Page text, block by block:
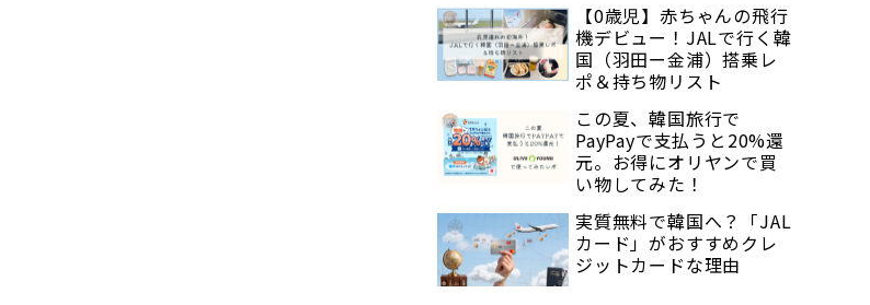
【0歳児】赤ちゃんの飛行
機デビュー！JALで行く韓
国（羽田ー金浦）搭乗レ
ポ＆持ち物リスト
この夏、韓国旅行で
PayPayで支払うと20%還
元。お得にオリヤンで買
い物してみた！
実質無料で韓国へ？「JAL
カード」がおすすめクレ
ジットカードな理由